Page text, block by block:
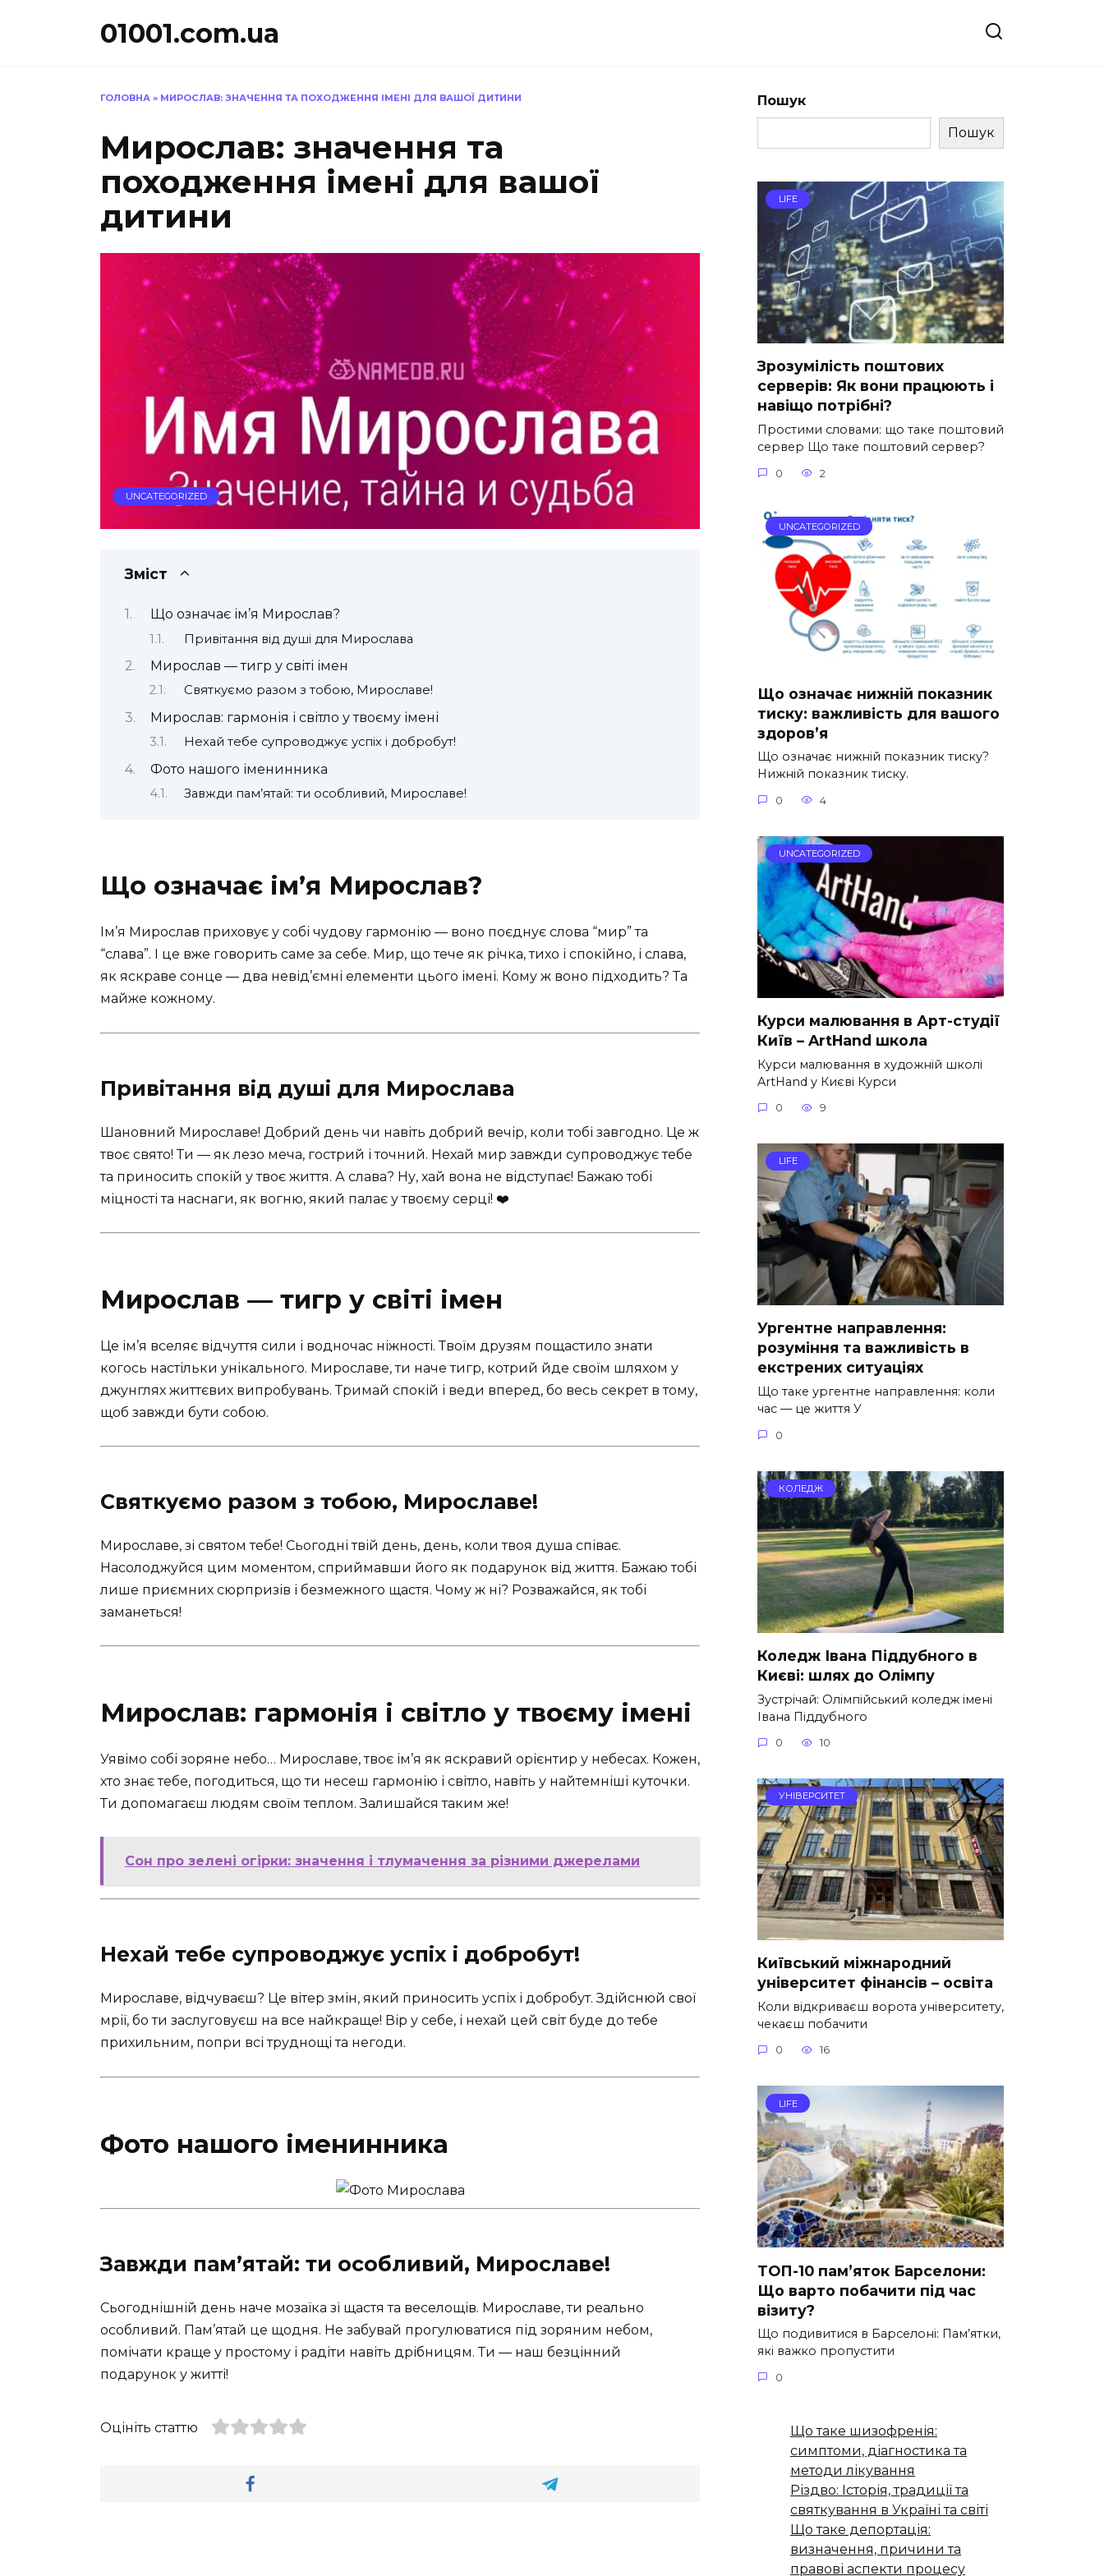
01001.com.ua
ГОЛОВНА » МИРОСЛАВ: ЗНАЧЕННЯ ТА ПОХОДЖЕННЯ ІМЕНІ ДЛЯ ВАШОЇ ДИТИНИ
Мирослав: значення та
походження імені для вашої
дитини
UNCATEGORIZED
Зміст
Що означає ім’я Мирослав?
Привітання від душі для Мирослава
Мирослав — тигр у світі імен
Святкуємо разом з тобою, Мирославе!
Мирослав: гармонія і світло у твоєму імені
Нехай тебе супроводжує успіх і добробут!
Фото нашого іменинника
Завжди пам’ятай: ти особливий, Мирославе!
Що означає ім’я Мирослав?
Ім’я Мирослав приховує у собі чудову гармонію — воно поєднує слова “мир” та
“слава”. І це вже говорить саме за себе. Мир, що тече як річка, тихо і спокійно, і слава,
як яскраве сонце — два невід’ємні елементи цього імені. Кому ж воно підходить? Та
майже кожному.
Привітання від душі для Мирослава
Шановний Мирославе! Добрий день чи навіть добрий вечір, коли тобі завгодно. Це ж
твоє свято! Ти — як лезо меча, гострий і точний. Нехай мир завжди супроводжує тебе
та приносить спокій у твоє життя. А слава? Ну, хай вона не відступає! Бажаю тобі
міцності та наснаги, як вогню, який палає у твоєму серці! ❤️
Мирослав — тигр у світі імен
Це ім’я вселяє відчуття сили і водночас ніжності. Твоїм друзям пощастило знати
когось настільки унікального. Мирославе, ти наче тигр, котрий йде своїм шляхом у
джунглях життєвих випробувань. Тримай спокій і веди вперед, бо весь секрет в тому,
щоб завжди бути собою.
Святкуємо разом з тобою, Мирославе!
Мирославе, зі святом тебе! Сьогодні твій день, день, коли твоя душа співає.
Насолоджуйся цим моментом, сприймавши його як подарунок від життя. Бажаю тобі
лише приємних сюрпризів і безмежного щастя. Чому ж ні? Розважайся, як тобі
заманеться!
Мирослав: гармонія і світло у твоєму імені
Уявімо собі зоряне небо… Мирославе, твоє ім’я як яскравий орієнтир у небесах. Кожен,
хто знає тебе, погодиться, що ти несеш гармонію і світло, навіть у найтемніші куточки.
Ти допомагаєш людям своїм теплом. Залишайся таким же!
Сон про зелені огірки: значення і тлумачення за різними джерелами
Нехай тебе супроводжує успіх і добробут!
Мирославе, відчуваєш? Це вітер змін, який приносить успіх і добробут. Здійснюй свої
мрії, бо ти заслуговуєш на все найкраще! Вір у себе, і нехай цей світ буде до тебе
прихильним, попри всі труднощі та негоди.
Фото нашого іменинника
Завжди пам’ятай: ти особливий, Мирославе!
Сьогоднішній день наче мозаїка зі щастя та веселощів. Мирославе, ти реально
особливий. Пам’ятай це щодня. Не забувай прогулюватися під зоряним небом,
помічати краще у простому і радіти навіть дрібницям. Ти — наш безцінний
подарунок у житті!
Оцініть статтю
Пошук
Пошук
LIFE
Зрозумілість поштових
серверів: Як вони працюють і
навіщо потрібні?
Простими словами: що таке поштовий
сервер Що таке поштовий сервер?
0 2
UNCATEGORIZED
Що означає нижній показник
тиску: важливість для вашого
здоров’я
Що означає нижній показник тиску?
Нижній показник тиску.
0 4
UNCATEGORIZED
Курси малювання в Арт-студії
Київ – ArtHand школа
Курси малювання в художній школі
ArtHand у Києві Курси
0 9
LIFE
Ургентне направлення:
розуміння та важливість в
екстрених ситуаціях
Що таке ургентне направлення: коли
час — це життя У
0
КОЛЕДЖ
Коледж Івана Піддубного в
Києві: шлях до Олімпу
Зустрічай: Олімпійський коледж імені
Івана Піддубного
0 10
УНІВЕРСИТЕТ
Київський міжнародний
університет фінансів – освіта
Коли відкриваєш ворота університету,
чекаєш побачити
0 16
LIFE
ТОП-10 пам’яток Барселони:
Що варто побачити під час
візиту?
Що подивитися в Барселоні: Пам’ятки,
які важко пропустити
0
Що таке шизофренія:
симптоми, діагностика та
методи лікування
Різдво: Історія, традиції та
святкування в Україні та світі
Що таке депортація:
визначення, причини та
правові аспекти процесу